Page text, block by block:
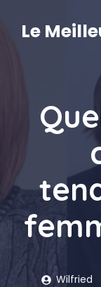
contenu
Le
Wilfried